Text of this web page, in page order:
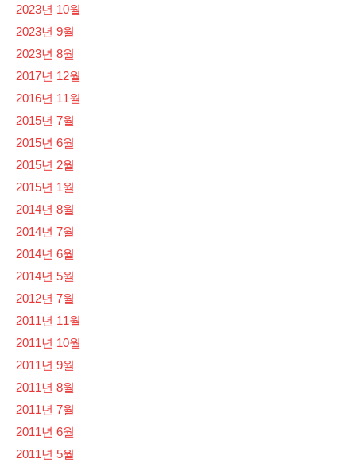
2023년 10월
2023년 9월
2023년 8월
2017년 12월
2016년 11월
2015년 7월
2015년 6월
2015년 2월
2015년 1월
2014년 8월
2014년 7월
2014년 6월
2014년 5월
2012년 7월
2011년 11월
2011년 10월
2011년 9월
2011년 8월
2011년 7월
2011년 6월
2011년 5월